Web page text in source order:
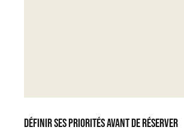
Définir ses priorités avant de réserver